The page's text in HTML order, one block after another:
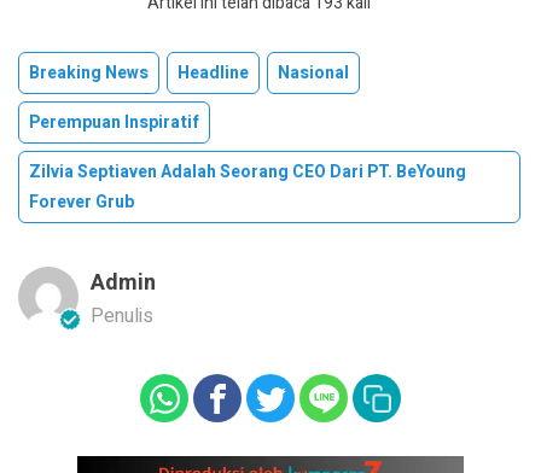
Breaking News Headline
Nasional
Perempuan Inspiratif
Zilvia Septiaven Adalah Seorang CEO Dari PT. BeYoung
Forever Grub
Admin
Penulis